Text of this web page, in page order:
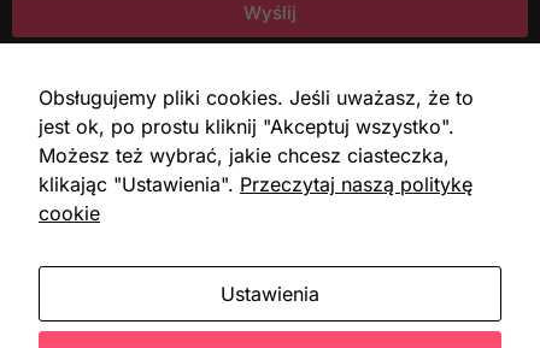
Wyślij
Fundacja EX LEGE © 2026Polityka prywatności - RODO
Regulamin darowiznZmień ustawienia cookies
Wykonanie: Markowy Web
Obsługujemy pliki cookies. Jeśli uważasz, że to
jest ok, po prostu kliknij "Akceptuj wszystko".
Możesz też wybrać, jakie chcesz ciasteczka,
klikając "Ustawienia". Przeczytaj naszą politykę
cookie
Ustawienia
spersonalizowanych
treści i ofert.
Nasi darczyńcy